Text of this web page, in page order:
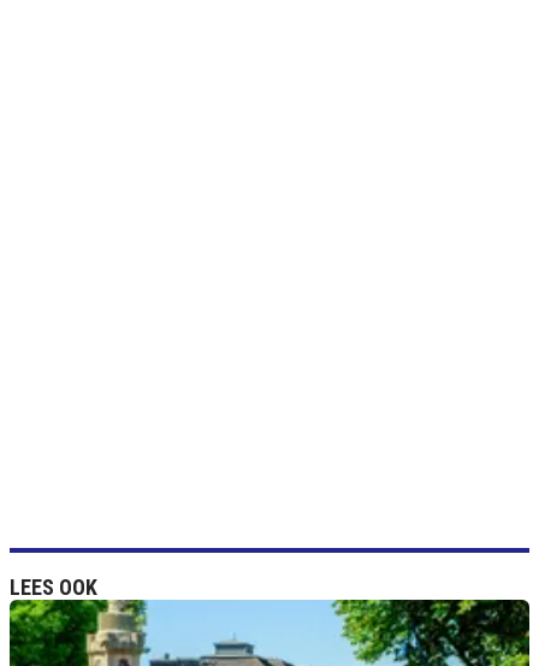
LEES OOK